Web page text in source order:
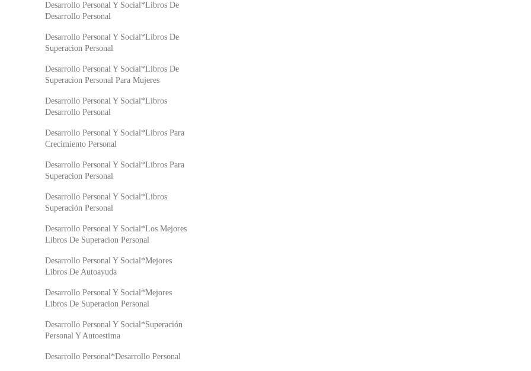
Desarrollo Personal Y Social*Libros De
Desarrollo Personal
Desarrollo Personal Y Social*Libros De
Superacion Personal
Desarrollo Personal Y Social*Libros De
Superacion Personal Para Mujeres
Desarrollo Personal Y Social*Libros
Desarrollo Personal
Desarrollo Personal Y Social*Libros Para
Crecimiento Personal
Desarrollo Personal Y Social*Libros Para
Superacion Personal
Desarrollo Personal Y Social*Libros
Superación Personal
Desarrollo Personal Y Social*Los Mejores
Libros De Superacion Personal
Desarrollo Personal Y Social*Mejores
Libros De Autoayuda
Desarrollo Personal Y Social*Mejores
Libros De Superacion Personal
Desarrollo Personal Y Social*Superación
Personal Y Autoestima
Desarrollo Personal*Desarrollo Personal